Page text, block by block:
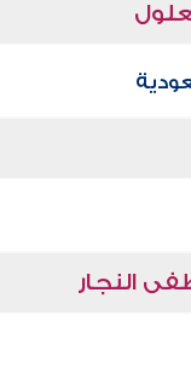
النجار